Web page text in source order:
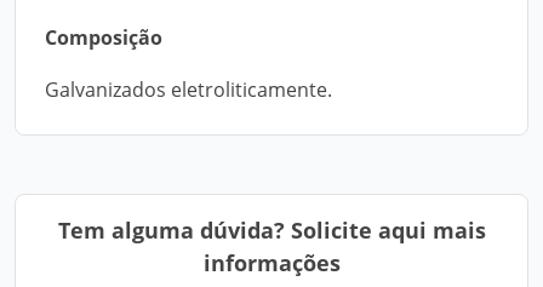
Composição
Galvanizados eletroliticamente.
Tem alguma dúvida? Solicite aqui mais
informações